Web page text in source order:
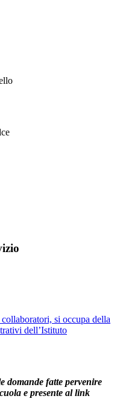
si occupa della
dell’Istituto
domande fatte pervenire
e presente al link